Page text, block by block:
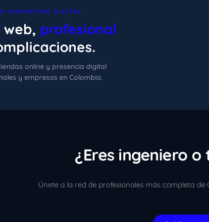
MARKETING DIGITAL
web, profesional
online y presencia digital
y empresas en Colombia.
¿Eres ingeniero
Únete a la red de profesionales más completa